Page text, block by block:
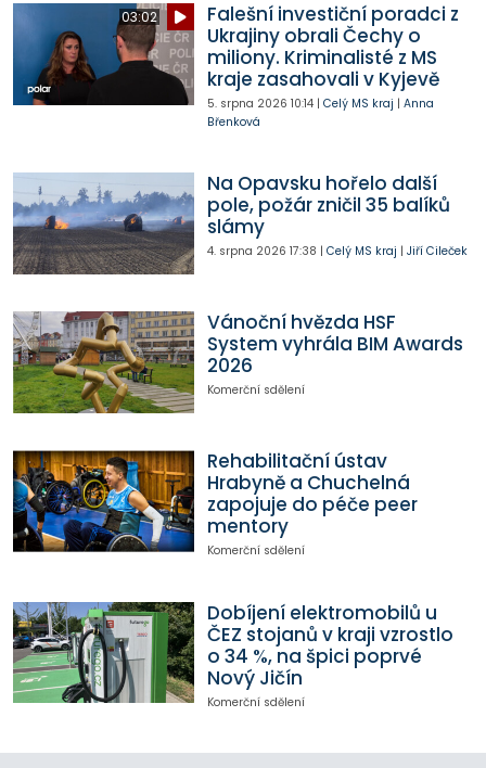
03:02
Falešní investiční poradci z
Ukrajiny obrali Čechy o
miliony. Kriminalisté z MS
kraje zasahovali v Kyjevě
5. srpna 2026 10:14| Celý MS kraj | Anna
Břenková
Na Opavsku hořelo další
pole, požár zničil 35 balíků
slámy
4. srpna 2026 17:38 | Celý MS kraj | Jiří Cileček
Vánoční hvězda HSF
System vyhrála BIM Awards
2026
Komerční sdělení
Rehabilitační ústav
Hrabyně a Chuchelná
zapojuje do péče peer
mentory
Komerční sdělení
Dobíjení elektromobilů u
ČEZ stojanů v kraji vzrostlo
o 34 %, na špici poprvé
Nový Jičín
Komerční sdělení